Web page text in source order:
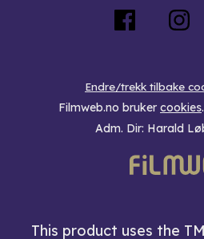
Endre/trekk tilbake
Filmweb.no bruker cookies.
Adm. Dir: Harald
This product uses the